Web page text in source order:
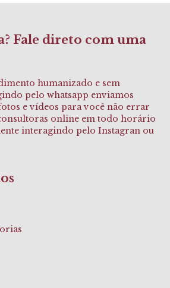
Fale direto com uma
humanizado e sem
pelo whatsapp enviamos
e vídeos para você não errar
online em todo horário
interagindo pelo Instagran ou